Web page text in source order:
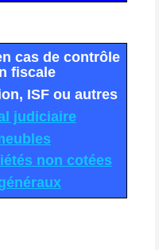
cas de contrôle
fiscale
ISF ou autres
judiciaire
s
non cotées
x